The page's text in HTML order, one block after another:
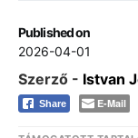
Published on
2026-04-01
Szerző - Istvan
Share E-Mail